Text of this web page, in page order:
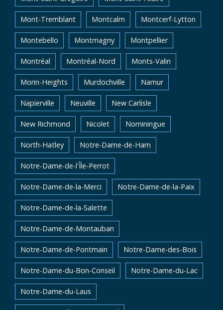
Mont-Tremblant Montcalm Montcerf-Lytton
Montebello Montmagny Montpellier
Montréal Montréal-Nord Monts-Valin
Morin-Heights Murdochville Namur
Napierville Neuville New Carlisle
New Richmond Nicolet Nominingue
North-Hatley Notre-Dame-de-Ham
Notre-Dame-de-l'Île-Perrot
Notre-Dame-de-la-Merci Notre-Dame-de-la-Paix
Notre-Dame-de-la-Salette
Notre-Dame-de-Montauban
Notre-Dame-de-Pontmain Notre-Dame-des-Bois
Notre-Dame-du-Bon-Conseil Notre-Dame-du-Lac
Notre-Dame-du-Laus